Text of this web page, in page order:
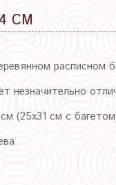
СМ
расписном
незначительно
(25х31 см с